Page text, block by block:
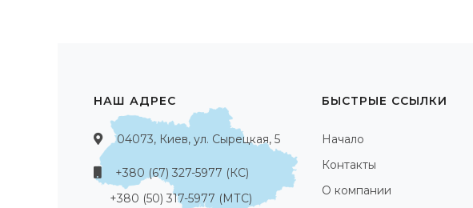
НАШ АДРЕС
04073, Киев, ул. Сырецкая, 5
+380 (67) 327-5977 (КС)
+380 (50) 317-5977 (МТС)
БЫСТРЫЕ ССЫЛКИ
Начало
Контакты
О компании